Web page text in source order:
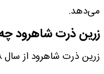
می‌دهد.
زرین ذرت شاهرود چه